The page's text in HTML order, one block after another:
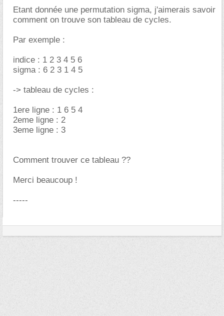
Etant donnée une permutation sigma, j'aimerais savoir
comment on trouve son tableau de cycles.
Par exemple :
indice : 1 2 3 4 5 6
sigma : 6 2 3 1 4 5
-> tableau de cycles :
1ere ligne : 1 6 5 4
2eme ligne : 2
3eme ligne : 3
Comment trouver ce tableau ??
Merci beaucoup !
-----